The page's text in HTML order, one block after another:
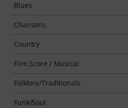
Blues
Chansons
Country
Film Score / Musical
Folklore/Traditionals
Funk/Soul